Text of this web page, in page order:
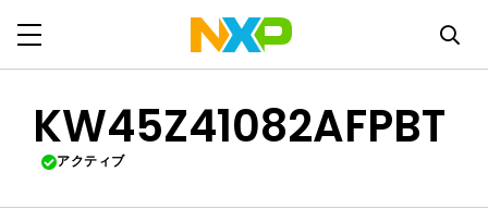
KW45Z41082AFPBT
アクティブ